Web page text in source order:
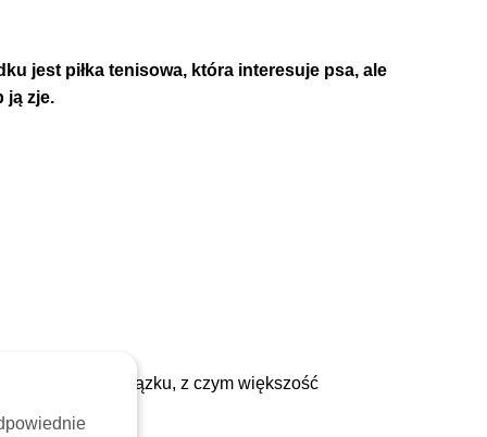
jest piłka tenisowa, która interesuje psa, ale
ją zje.
strzępy. W związku, z czym większość